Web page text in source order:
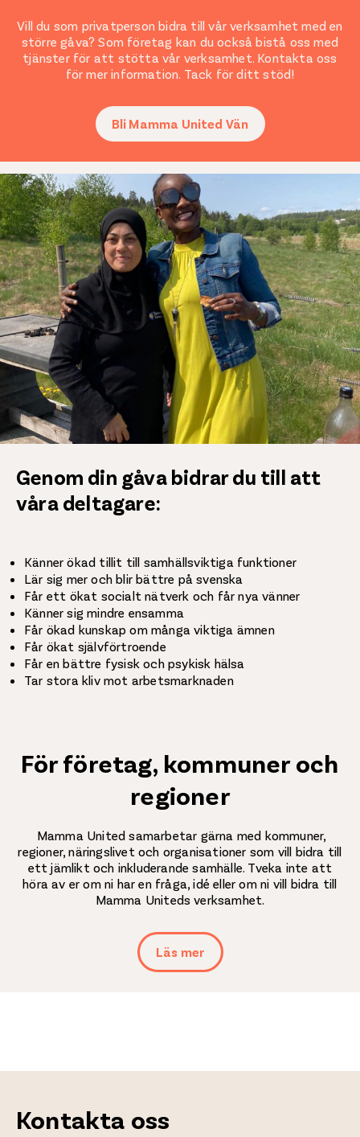
Vill du som privatperson bidra till vår verksamhet med en
större gåva? Som företag kan du också bistå oss med
tjänster för att stötta vår verksamhet. Kontakta oss
för mer information. Tack för ditt stöd!
Bli Mamma United Vän
Genom din gåva bidrar du till att
våra deltagare:
Känner ökad tillit till samhällsviktiga funktioner
Lär sig mer och blir bättre på svenska
Får ett ökat socialt nätverk och får nya vänner
Känner sig mindre ensamma
Får ökad kunskap om många viktiga ämnen
Får ökat självförtroende
Får en bättre fysisk och psykisk hälsa
Tar stora kliv mot arbetsmarknaden
För företag, kommuner och
regioner
Mamma United samarbetar gärna med kommuner,
regioner, näringslivet och organisationer som vill bidra till
ett jämlikt och inkluderande samhälle. Tveka inte att
höra av er om ni har en fråga, idé eller om ni vill bidra till
Mamma Uniteds verksamhet.
Läs mer
Kontakta oss